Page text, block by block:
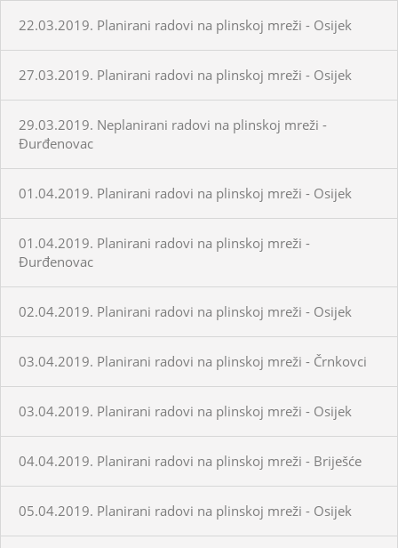
22.03.2019. Planirani radovi na plinskoj mreži - Osijek
27.03.2019. Planirani radovi na plinskoj mreži - Osijek
29.03.2019. Neplanirani radovi na plinskoj mreži -
Đurđenovac
01.04.2019. Planirani radovi na plinskoj mreži - Osijek
01.04.2019. Planirani radovi na plinskoj mreži -
Đurđenovac
02.04.2019. Planirani radovi na plinskoj mreži - Osijek
03.04.2019. Planirani radovi na plinskoj mreži - Črnkovci
03.04.2019. Planirani radovi na plinskoj mreži - Osijek
04.04.2019. Planirani radovi na plinskoj mreži - Briješće
05.04.2019. Planirani radovi na plinskoj mreži - Osijek